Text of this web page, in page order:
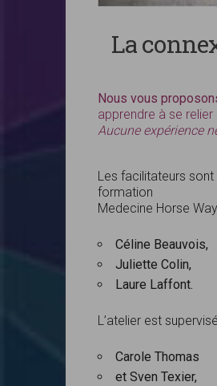
La
Nous vous
apprendre à se
Aucune expérience
Les facilitateurs
formation
Medecine Horse
Céline Beauvois,
Juliette Colin,
Laure Laffont.
L’atelier est
Carole Thomas
et Sven Texier,